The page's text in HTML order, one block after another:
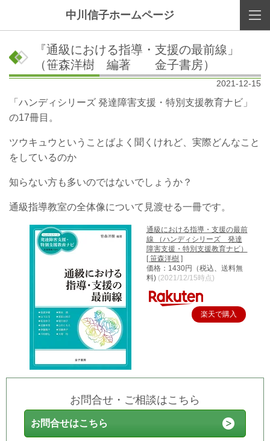
中川信子ホームページ
『通級における指導・支援の最前線」
（笹森洋樹 編著 金子書房）
2021-12-15
「ハンディシリーズ 発達障害支援・特別支援教育ナビ」
の17冊目。
ツウキュウということばよく聞くけれど、実際どんなこと
をしているのか
知らない方も多いのではないでしょうか？
通級指導教室の全体像について見渡せる一冊です。
通級における指導・支援の最前
線 （ハンディシリーズ 発達
障害支援・特別支援教育ナビ）
[ 笹森洋樹 ]
価格：1430円（税込、送料無
料) (2021/12/15時点)
楽天で購入
お問合せ・ご相談はこちら
お問合せはこちら